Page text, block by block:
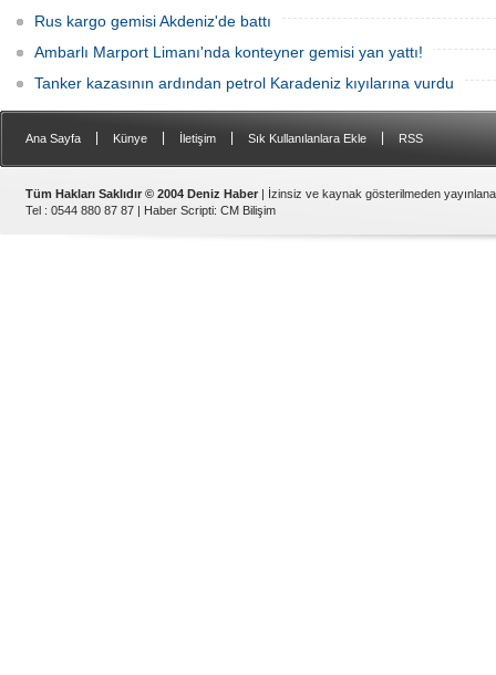
Rus kargo gemisi Akdeniz'de battı
Ambarlı Marport Limanı'nda konteyner gemisi yan yattı!
Tanker kazasının ardından petrol Karadeniz kıyılarına vurdu
Ana Sayfa Künye İletişim Sık Kullanılanlara Ekle RSS
Tüm Hakları Saklıdır © 2004 Deniz Haber | İzinsiz ve kaynak gösterilmeden
Tel : 0544 880 87 87 | Haber Scripti: CM Bilişim